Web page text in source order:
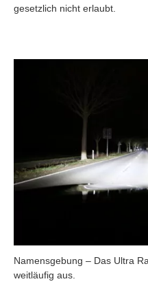
gesetzlich nicht erlaubt.
Namensgebung – Das Ultra
weitläufig aus.